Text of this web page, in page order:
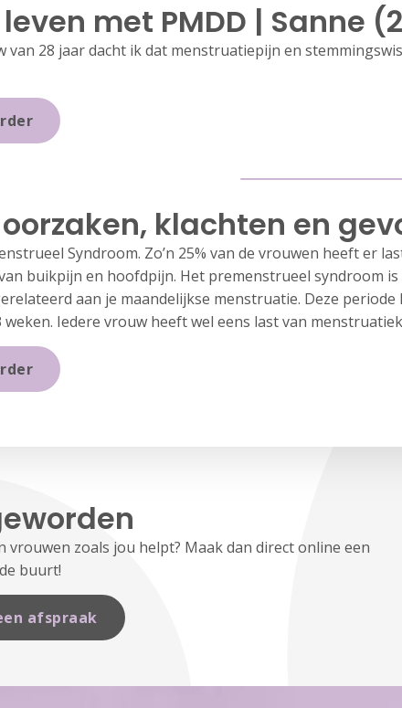
met PMDD | Sanne
van 28 jaar dacht ik dat menstruatiepijn en
oorzaken, klachten en
Syndroom. Zo’n 25% van de vrouwen heeft er
buikpijn en hoofdpijn. Het premenstrueel syndroom
aan je maandelijkse menstruatie. Deze
weken. Iedere vrouw heeft wel eens last van
vrouwen zoals jou helpt? Maak dan direct online een
buurt!
afspraak